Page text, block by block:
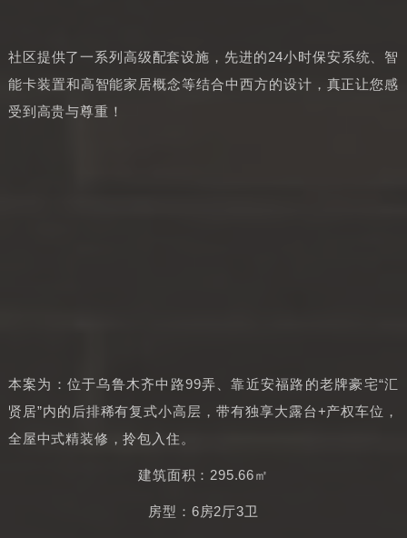
社区提供了一系列高级配套设施，先进的24小时保安系统、智
能卡装置和高智能家居概念等结合中西方的设计，真正让您感
受到高贵与尊重！
本案为：位于乌鲁木齐中路99弄、靠近安福路的老牌豪宅“汇
贤居”内的后排稀有复式小高层，带有独享大露台+产权车位，
全屋中式精装修，拎包入住。
建筑面积：295.66㎡
房型：6房2厅3卫